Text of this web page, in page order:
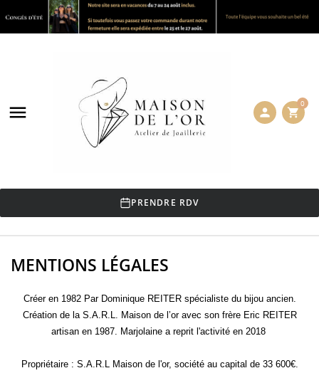
 person shopping_cart
0
PRENDRE RDV
MENTIONS LÉGALES
Créer en 1982 Par Dominique REITER spécialiste du bijou ancien.
Création de la S.A.R.L. Maison de l’or avec son frère Eric REITER
artisan en 1987. Marjolaine a reprit l'activité en 2018
Propriétaire : S.A.R.L Maison de l'or, société au capital de 33 600€.